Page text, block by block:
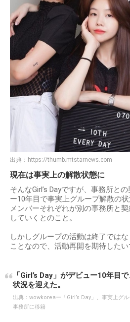
出典： https://thumb.mtstarnews.com
現在は事実上の解散状態に
そんなGirl’s Dayですが、事務所と
ー10年目で事実上グループ解散の状
メンバーそれぞれが別の事務所と
していくとのこと。
しかしグループの活動は終了では
ことなので、活動再開を期待したい
「Girl’s Day」がデビュー10年目
状況を迎えた。
出典： wowkoreaー「Girl’s Day」、事実上グ
事務所に移籍